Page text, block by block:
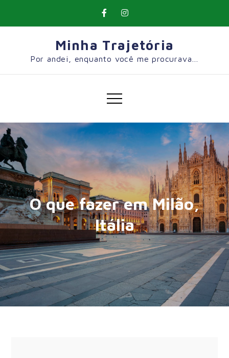
Minha Trajetória
Por andei, enquanto você me procurava…
O que fazer em Milão,
Itália